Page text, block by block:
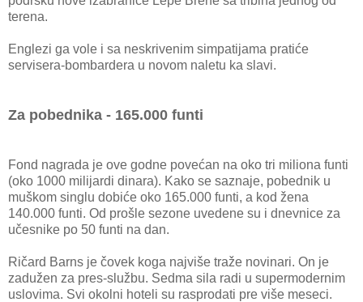
terena.
Englezi ga vole i sa neskrivenim simpatijama pratiće
servisera-bombardera u novom naletu ka slavi.
Za pobednika - 165.000 funti
Fond nagrada je ove godne povećan na oko tri miliona funti
(oko 1000 milijardi dinara). Kako se saznaje, pobednik u
muškom singlu dobiće oko 165.000 funti, a kod žena
140.000 funti. Od prošle sezone uvedene su i dnevnice za
učesnike po 50 funti na dan.
Ričard Barns je čovek koga najviše traže novinari. On je
zadužen za pres-službu. Sedma sila radi u supermodernim
uslovima. Svi okolni hoteli su rasprodati pre više meseci.